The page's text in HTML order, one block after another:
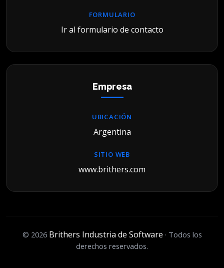
FORMULARIO
Ir al formulario de contacto
Empresa
UBICACIÓN
Argentina
SITIO WEB
www.brithers.com
© 2026 Brithers Industria de Software · Todos los
derechos reservados.